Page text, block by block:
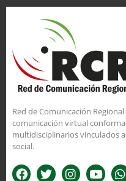
Red de Comunicación
comunicación virtual
multidisciplinarios vinculados
social.